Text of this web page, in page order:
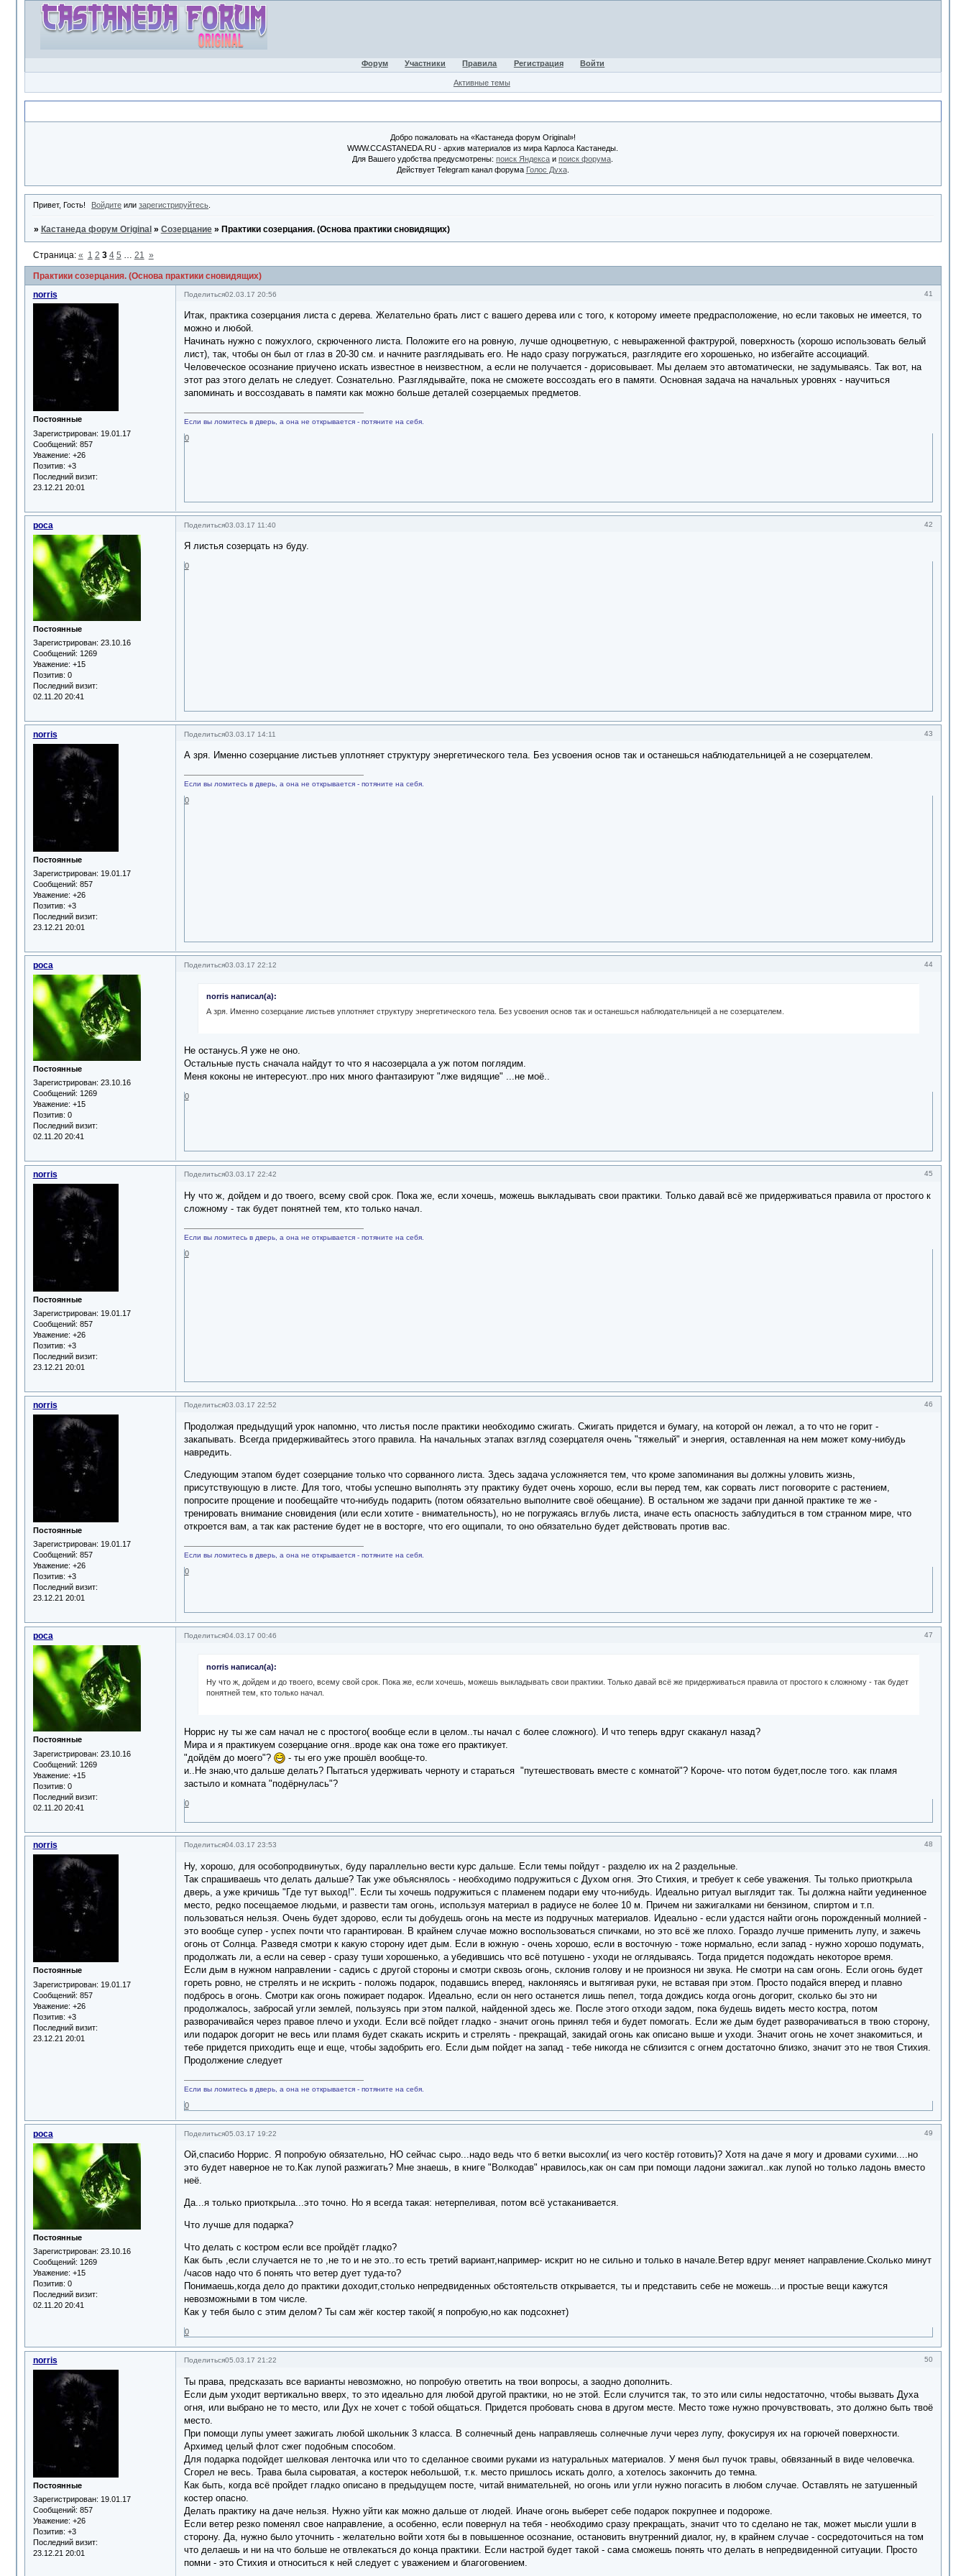
Форум Участники Правила Регистрация Войти
Активные темы
Добро пожаловать на «Кастанеда форум Original»!
WWW.CCASTANEDA.RU - архив материалов из мира Карлоса Кастанеды.
Для Вашего удобства предусмотрены:поиск Яндекса ипоиск форума
Действует Telegram канал форума Голос Духа.
Привет, Гость! Войдите илизарегистрируйтесь
» Кастанеда форум Original » Созерцание » Практики созерцания. (Основа практики сновидящих)
Практики созерцания. (Основа практики сновидящих)
Страница: « 1 2 3 4 5 21 »
Поделиться 41
02.03.17 20:56
norris
Постоянные
Зарегистрирован: 19.01.17
Сообщений: 857
Уважение: +26
Позитив: +3
Последний визит:
23.12.21 20:01
Итак, практика созерцания листа с дерева. Желательно брать лист с вашего дерева или с того, к которому имеете предрасположение, но если таковых не имеется, то
можно и любой.
Начинать нужно с пожухлого, скрюченного листа. Положите его на ровную, лучше одноцветную, с невыраженной фактрурой, поверхность (хорошо использовать белый
лист), так, чтобы он был от глаз в 20-30 см. и начните разглядывать его. Не надо сразу погружаться, разглядите его хорошенько, но избегайте ассоциаций.
Человеческое осознание приучено искать известное в неизвестном, а если не получается - дорисовывает. Мы делаем это автоматически, не задумываясь. Так вот, на
этот раз этого делать не следует. Сознательно. Разглядывайте, пока не сможете воссоздать его в памяти. Основная задача на начальных уровнях - научиться
запоминать и воссоздавать в памяти как можно больше деталей созерцаемых предметов.
Если вы ломитесь в дверь, а она не открывается - потяните на себя.
0
Поделиться 42
03.03.17 11:40
роса
Постоянные
Зарегистрирован: 23.10.16
Сообщений: 1269
Уважение: +15
Позитив: 0
Последний визит:
02.11.20 20:41
Я листья созерцать нэ буду.
0
Поделиться 43
03.03.17 14:11
norris
Постоянные
Зарегистрирован: 19.01.17
Сообщений: 857
Уважение: +26
Позитив: +3
Последний визит:
23.12.21 20:01
А зря. Именно созерцание листьев уплотняет структуру энергетического тела. Без усвоения основ так и останешься наблюдательницей а не созерцателем.
Если вы ломитесь в дверь, а она не открывается - потяните на себя.
0
Поделиться 44
03.03.17 22:12
роса
Постоянные
Зарегистрирован: 23.10.16
Сообщений: 1269
Уважение: +15
Позитив: 0
Последний визит:
02.11.20 20:41
norris написал(а):
А зря. Именно созерцание листьев уплотняет структуру энергетического тела. Без усвоения основ так и останешься наблюдательницей а не созерцателем.
Не останусь.Я уже не оно.
Остальные пусть сначала найдут то что я насозерцала а уж потом поглядим.
Меня коконы не интересуют..про них много фантазируют "лже видящие" ...не моё..
0
Поделиться 45
03.03.17 22:42
norris
Постоянные
Зарегистрирован: 19.01.17
Сообщений: 857
Уважение: +26
Позитив: +3
Последний визит:
23.12.21 20:01
Ну что ж, дойдем и до твоего, всему свой срок. Пока же, если хочешь, можешь выкладывать свои практики. Только давай всё же придерживаться правила от простого к
сложному - так будет понятней тем, кто только начал.
Если вы ломитесь в дверь, а она не открывается - потяните на себя.
0
Поделиться 46
03.03.17 22:52
norris
Постоянные
Зарегистрирован: 19.01.17
Сообщений: 857
Уважение: +26
Позитив: +3
Последний визит:
23.12.21 20:01
Продолжая предыдущий урок напомню, что листья после практики необходимо сжигать. Сжигать придется и бумагу, на которой он лежал, а то что не горит -
закапывать. Всегда придерживайтесь этого правила. На начальных этапах взгляд созерцателя очень "тяжелый" и энергия, оставленная на нем может кому-нибудь
навредить.
Следующим этапом будет созерцание только что сорванного листа. Здесь задача усложняется тем, что кроме запоминания вы должны уловить жизнь,
присутствующую в листе. Для того, чтобы успешно выполнять эту практику будет очень хорошо, если вы перед тем, как сорвать лист поговорите с растением,
попросите прощение и пообещайте что-нибудь подарить (потом обязательно выполните своё обещание). В остальном же задачи при данной практике те же -
тренировать внимание сновидения (или если хотите - внимательность), но не погружаясь вглубь листа, иначе есть опасность заблудиться в том странном мире, что
откроется вам, а так как растение будет не в восторге, что его ощипали, то оно обязательно будет действовать против вас.
Если вы ломитесь в дверь, а она не открывается - потяните на себя.
0
Поделиться 47
04.03.17 00:46
роса
Постоянные
Зарегистрирован: 23.10.16
Сообщений: 1269
Уважение: +15
Позитив: 0
Последний визит:
02.11.20 20:41
norris написал(а):
Ну что ж, дойдем и до твоего, всему свой срок. Пока же, если хочешь, можешь выкладывать свои практики. Только давай всё же придерживаться правила от простого к сложному - так будет
понятней тем, кто только начал.
Норрис ну ты же сам начал не с простого( вообще если в целом..ты начал с более сложного). И что теперь вдруг скаканул назад?
Мира и я практикуем созерцание огня..вроде как она тоже его практикует.
"дойдём до моего"?
- ты его уже прошёл вообще-то.
и..Не знаю,что дальше делать? Пытаться удерживать черноту и стараться "путешествовать вместе с комнатой"? Короче- что потом будет,после того. как пламя
застыло и комната "подёрнулась"?
0
Поделиться 48
04.03.17 23:53
norris
Постоянные
Зарегистрирован: 19.01.17
Сообщений: 857
Уважение: +26
Позитив: +3
Последний визит:
23.12.21 20:01
Ну, хорошо, для особопродвинутых, буду параллельно вести курс дальше. Если темы пойдут - разделю их на 2 раздельные.
Так спрашиваешь что делать дальше? Так уже объяснялось - необходимо подружиться с Духом огня. Это Стихия, и требует к себе уважения. Ты только приоткрыла
дверь, а уже кричишь "Где тут выход!". Если ты хочешь подружиться с пламенем подари ему что-нибудь. Идеально ритуал выглядит так. Ты должна найти уединенное
место, редко посещаемое людьми, и развести там огонь, используя материал в радиусе не более 10 м. Причем ни зажигалками ни бензином, спиртом и т.п.
пользоваться нельзя. Очень будет здорово, если ты добудешь огонь на месте из подручных материалов. Идеально - если удастся найти огонь порожденный молнией -
это вообще супер - успех почти что гарантирован. В крайнем случае можно воспользоваться спичками, но это всё же плохо. Гораздо лучше применить лупу, и зажечь
огонь от Солнца. Разведя смотри к какую сторону идет дым. Если в южную - очень хорошо, если в восточную - тоже нормально, если запад - нужно хорошо подумать,
продолжать ли, а если на север - сразу туши хорошенько, а убедившись что всё потушено - уходи не оглядываясь. Тогда придется подождать некоторое время.
Если дым в нужном направлении - садись с другой стороны и смотри сквозь огонь, склонив голову и не произнося ни звука. Не смотри на сам огонь. Если огонь будет
гореть ровно, не стрелять и не искрить - положь подарок, подавшись вперед, наклоняясь и вытягивая руки, не вставая при этом. Просто подайся вперед и плавно
подбрось в огонь. Смотри как огонь пожирает подарок. Идеально, если он него останется лишь пепел, тогда дождись когда огонь догорит, сколько бы это ни
продолжалось, забросай угли землей, пользуясь при этом палкой, найденной здесь же. После этого отходи задом, пока будешь видеть место костра, потом
разворачивайся через правое плечо и уходи. Если всё пойдет гладко - значит огонь принял тебя и будет помогать. Если же дым будет разворачиваться в твою сторону,
или подарок догорит не весь или пламя будет скакать искрить и стрелять - прекращай, закидай огонь как описано выше и уходи. Значит огонь не хочет знакомиться, и
тебе придется приходить еще и еще, чтобы задобрить его. Если дым пойдет на запад - тебе никогда не сблизится с огнем достаточно близко, значит это не твоя Стихия.
Продолжение следует
Если вы ломитесь в дверь, а она не открывается - потяните на себя.
0
Поделиться 49
05.03.17 19:22
роса
Постоянные
Зарегистрирован: 23.10.16
Сообщений: 1269
Уважение: +15
Позитив: 0
Последний визит:
02.11.20 20:41
Ой,спасибо Норрис. Я попробую обязательно, НО сейчас сыро...надо ведь что б ветки высохли( из чего костёр готовить)? Хотя на даче я могу и дровами сухими....но
это будет наверное не то.Как лупой разжигать? Мне знаешь, в книге "Волкодав" нравилось,как он сам при помощи ладони зажигал..как лупой но только ладонь вместо
неё.
Да...я только приоткрыла...это точно. Но я всегда такая: нетерпеливая, потом всё устаканивается.
Что лучше для подарка?
Что делать с костром если все пройдёт гладко?
Как быть ,если случается не то ,не то и не это..то есть третий вариант,например- искрит но не сильно и только в начале.Ветер вдруг меняет направление.Сколько минут
/часов надо что б понять что ветер дует туда-то?
Понимаешь,когда дело до практики доходит,столько непредвиденных обстоятельств открывается, ты и представить себе не можешь...и простые вещи кажутся
невозможными в том числе.
Как у тебя было с этим делом? Ты сам жёг костер такой( я попробую,но как подсохнет)
0
Поделиться 50
05.03.17 21:22
norris
Постоянные
Зарегистрирован: 19.01.17
Сообщений: 857
Уважение: +26
Позитив: +3
Последний визит:
23.12.21 20:01
Ты права, предсказать все варианты невозможно, но попробую ответить на твои вопросы, а заодно дополнить.
Если дым уходит вертикально вверх, то это идеально для любой другой практики, но не этой. Если случится так, то это или силы недостаточно, чтобы вызвать Духа
огня, или выбрано не то место, или Дух не хочет с тобой общаться. Придется пробовать снова в другом месте. Место тоже нужно прочувствовать, это должно быть твоё
место.
При помощи лупы умеет зажигать любой школьник 3 класса. В солнечный день направляешь солнечные лучи через лупу, фокусируя их на горючей поверхности.
Архимед целый флот сжег подобным способом.
Для подарка подойдет шелковая ленточка или что то сделанное своими руками из натуральных материалов. У меня был пучок травы, обвязанный в виде человечка.
Сгорел не весь. Трава была сыроватая, а костерок небольшой, т.к. место пришлось искать долго, а хотелось закончить до темна.
Как быть, когда всё пройдет гладко описано в предыдущем посте, читай внимательней, но огонь или угли нужно погасить в любом случае. Оставлять не затушенный
костер опасно.
Делать практику на даче нельзя. Нужно уйти как можно дальше от людей. Иначе огонь выберет себе подарок покрупнее и подороже.
Если ветер резко поменял свое направление, а особенно, если повернул на тебя - необходимо сразу прекращать, значит что то сделано не так, может мысли ушли в
сторону. Да, нужно было уточнить - желательно войти хотя бы в повышенное осознание, остановить внутренний диалог, ну, в крайнем случае - сосредоточиться на том
что делаешь и ни на что больше не отвлекаться до конца практики. Если настрой будет такой - сама сможешь понять что делать в непредвиденной ситуации. Просто
помни - это Стихия и относиться к ней следует с уважением и благоговением.